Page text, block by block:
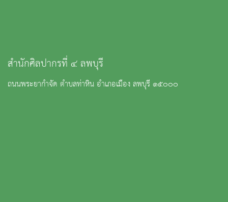
สำนักศิลปากรที่ ๔ ลพบุรี
ถนนพระยากำจัด ตำบลท่าหิน อำเภอเมือง ลพบุรี ๑๕๐๐๐